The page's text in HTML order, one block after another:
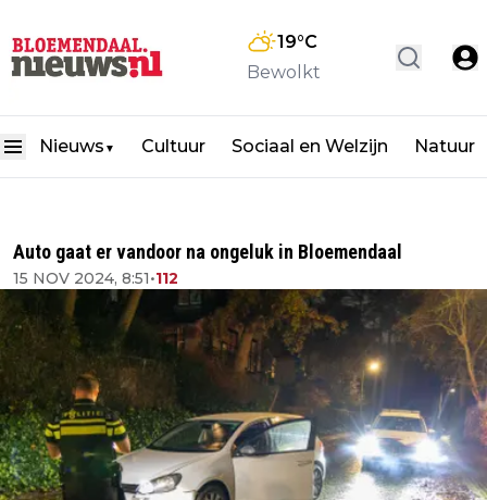
19°C
Bewolkt
Nieuws ▼ Cultuur Sociaal en Welzijn Natuur
Auto gaat er vandoor na ongeluk in Bloemendaal
15 NOV 2024, 8:51•112